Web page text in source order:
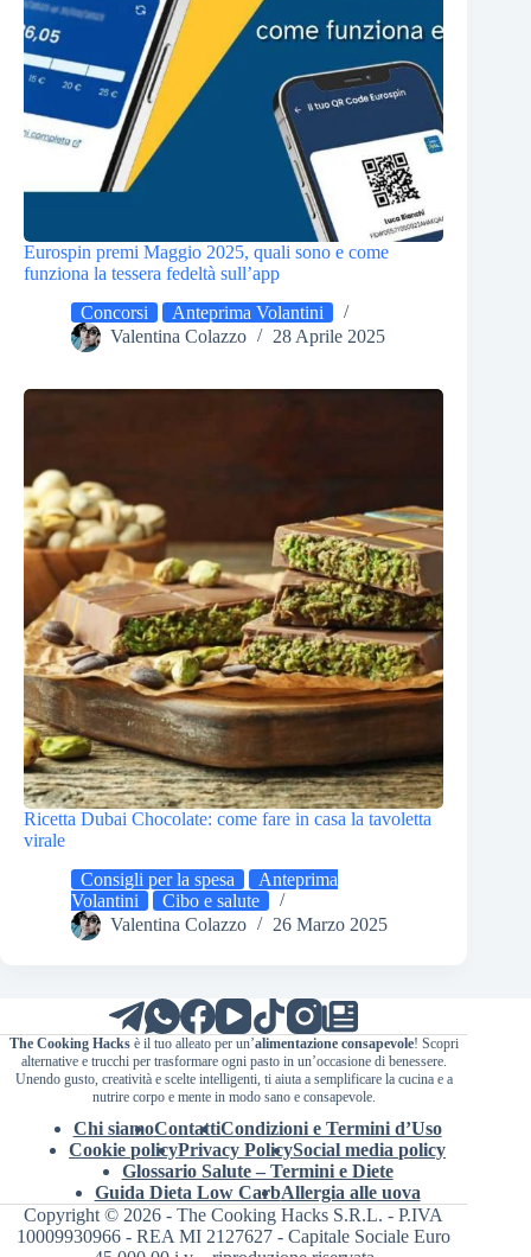
Eurospin premi Maggio 2025, quali sono e come
funziona la tessera fedeltà sull’app
Concorsi
Anteprima Volantini
Valentina Colazzo
28 Aprile 2025
Ricetta Dubai Chocolate: come fare in casa la tavoletta
virale
Consigli per la spesa
Anteprima
Volantini
Cibo e salute
Valentina Colazzo
26 Marzo 2025
The Cooking Hacksè il tuo alleato per un’alimentazione consapevole! Scopri
alternative e trucchi per trasformare ogni pasto in un’occasione di benessere.
Unendo gusto, creatività e scelte intelligenti, ti aiuta a semplificare la cucina e a
nutrire corpo e mente in modo sano e consapevole.
Chi siamoContattiCondizioni e Termini d’Uso
Cookie policyPrivacy PolicySocial media policy
Glossario Salute – Termini e Diete
Guida Dieta Low CarbAllergia alle uova
Copyright © 2026 - The Cooking Hacks S.R.L. - P.IVA
10009930966 - REA MI 2127627 - Capitale Sociale Euro